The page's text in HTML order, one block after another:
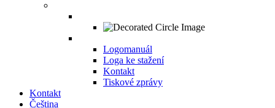
Logomanuál
Loga ke stažení
Kontakt
Tiskové zprávy
Kontakt
Čeština